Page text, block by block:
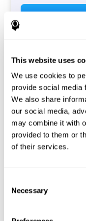
This website uses
We use cookies to
provide social media
We also share
our social media,
may combine it with
provided to them or
of their services.
Selection
Necessary